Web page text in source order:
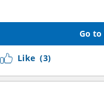
Go
Like (3)